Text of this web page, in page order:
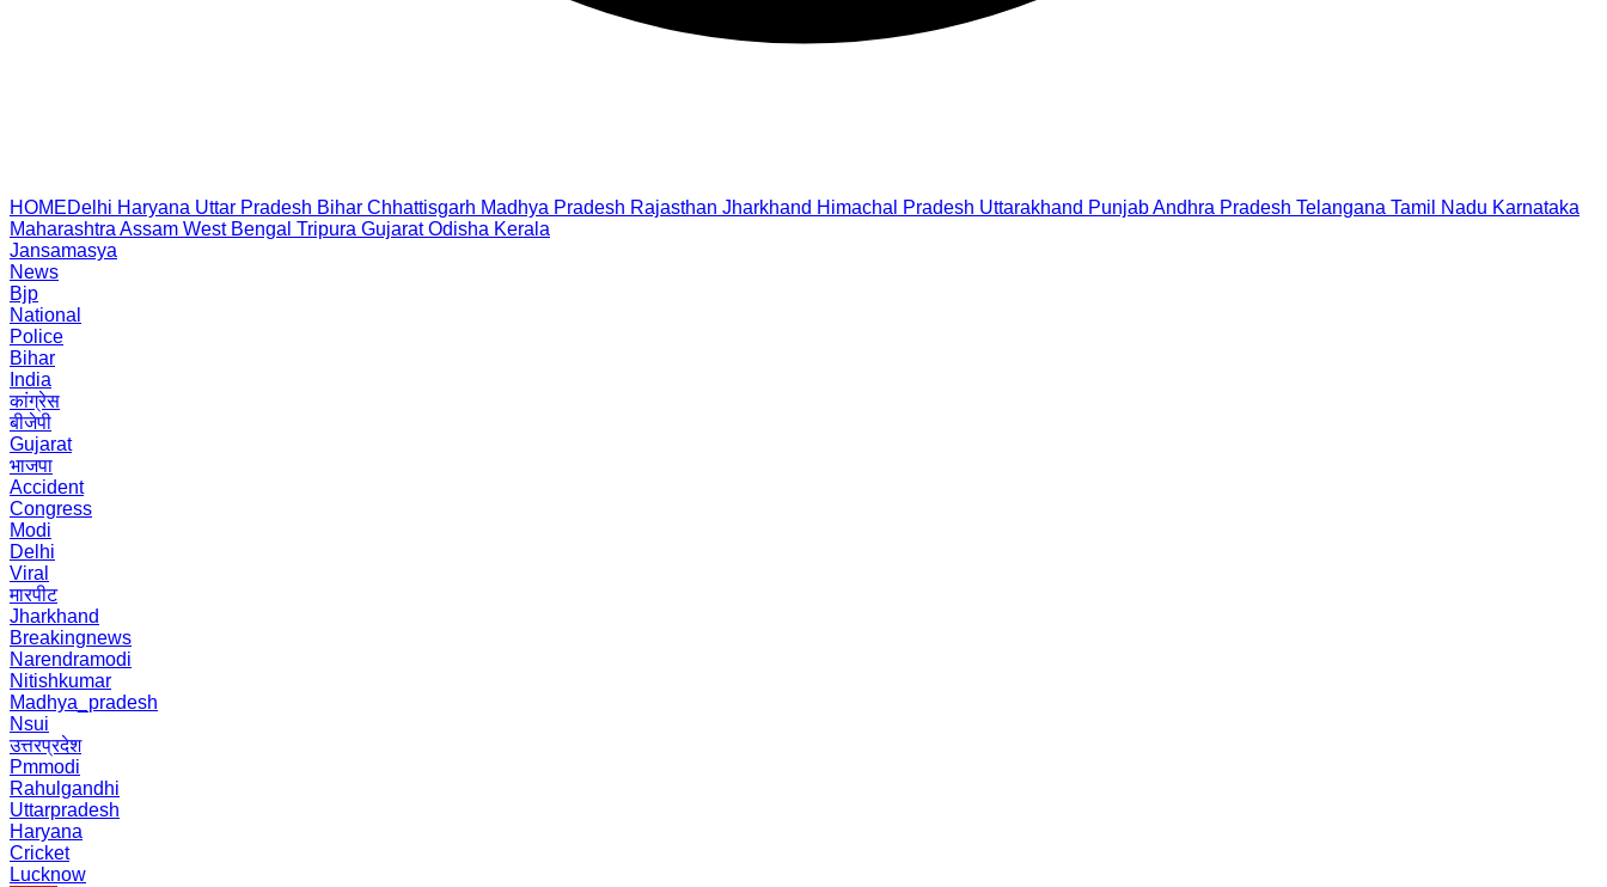
HOMEDelhi Haryana Uttar Pradesh Bihar Chhattisgarh Madhya Pradesh Rajasthan Jharkhand Himachal Pradesh Uttarakhand PunjabAndhra Pradesh Telangana Tamil Nadu Karnataka
Maharashtra Assam West Bengal Tripura Gujarat Odisha Kerala
Jansamasya
News
Bjp
National
Police
Bihar
India
कांग्रेस
बीजेपी
Gujarat
भाजपा
Accident
Congress
Modi
Delhi
Viral
मारपीट
Jharkhand
Breakingnews
Narendramodi
Nitishkumar
Madhya_pradesh
Nsui
उत्तरप्रदेश
Pmmodi
Rahulgandhi
Uttarpradesh
Haryana
Cricket
Lucknow